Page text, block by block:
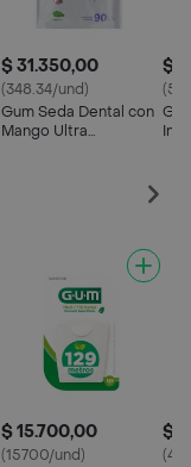
$ 31.350,00
(348.34/und)
Gum Seda Dental con
Mango Ultra
$
$ 15.700,00
(15700/und)
$